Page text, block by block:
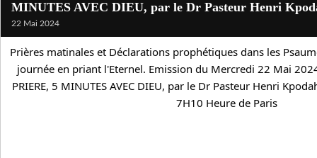
MINUTES AVEC DIEU, par le Dr Pasteur Henri
22 Mai 2024
Prières matinales et Déclarations prophétiques dans les
journée en priant l'Eternel. Emission du Mercredi 22 Mai
PRIERE, 5 MINUTES AVEC DIEU, par le Dr Pasteur Henri
7H10 Heure de Paris